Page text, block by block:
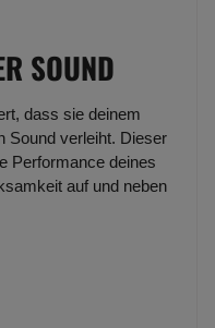
SOUND
dass sie deinem
Sound verleiht. Dieser
Performance deines
auf und neben